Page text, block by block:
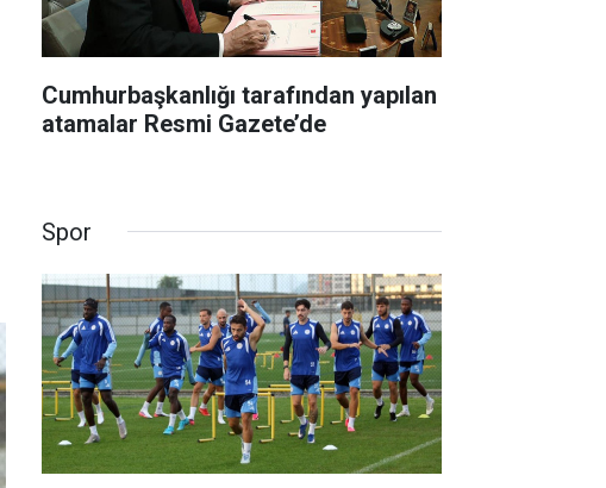
Cumhurbaşkanlığı tarafından yapılan
atamalar Resmi Gazete’de
Spor